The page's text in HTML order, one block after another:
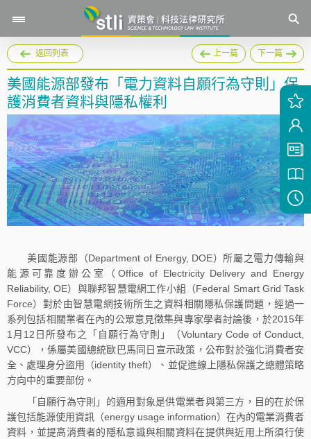
返回列表 上一篇 下一篇
美國能源部發布「電力資料自願行為守則」保
護消費者資料與隱私權利
美國能源部（Department of Energy, DOE）所屬之電力傳輸與
能源可靠度辦公室（Office of Electricity Delivery and Energy
Reliability, OE）與聯邦智慧電網工作小組（Federal Smart Grid Task
Force）對於由智慧電網技術所生之資料相關隱私保護問題，經過一
系列包括相關業者在內的公眾意見徵集與專家學者討論後，於2015年
1月12日所發布之「自願行為守則」（Voluntary Code of Conduct,
VCC），係屬美國總統歐巴馬同日宣示政策，公布對於強化消費者安
全、處理身分盜用（identity theft）、並促進線上隱私保護之總體策略
方向中的重要部份。
「自願行為守則」的適用對象是供電業者與第三方，目的在於保
護包括能源使用資訊（energy usage information）在內的電業消費者
資料，並提高消費者的隱私意識與相關資料在提供與近用上所須行使